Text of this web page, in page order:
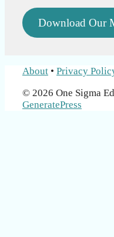
Download Our
About • Privacy
© 2026 One Sigma
GeneratePress